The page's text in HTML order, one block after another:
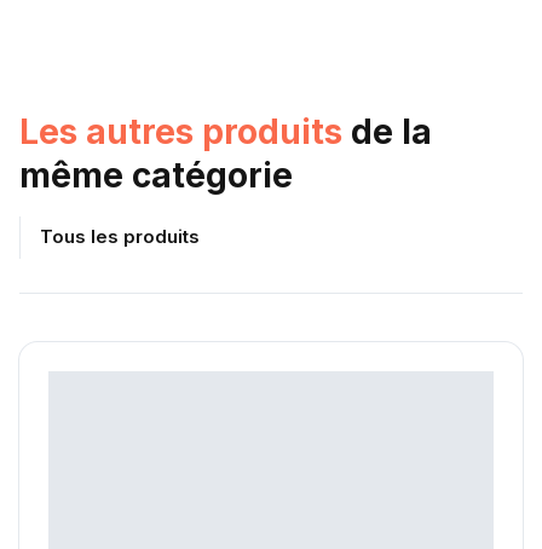
Les autres produits de la
même catégorie
Tous les produits